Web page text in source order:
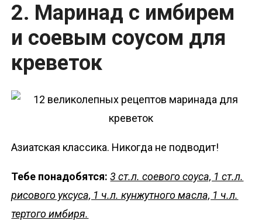
2. Маринад с имбирем
и соевым соусом для
креветок
Азиатская классика. Никогда не подводит!
Тебе понадобятся:3 ст.л. соевого соуса, 1 ст.л.
рисового уксуса, 1 ч.л. кунжутного масла, 1 ч.л.
тертого имбиря.